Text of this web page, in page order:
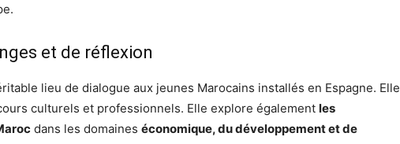
et de réflexion
lieu de dialogue aux jeunes Marocains installés en Espagne. Elle
culturels et professionnels. Elle explore également les
dans les domaines économique, du développement et de